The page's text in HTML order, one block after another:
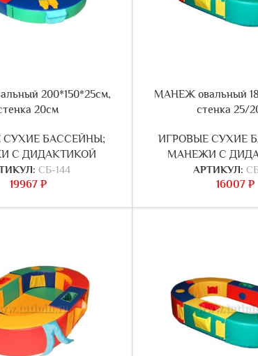
200*150*25см,
20см
СУХИЕ БАССЕЙНЫ;
С ДИДАКТИКОЙ
СБ-144
19967 ₽
МАНЕЖ овальный
стенка 25/
ИГРОВЫЕ СУХИЕ
МАНЕЖИ С
АРТИКУЛ:
16007₽